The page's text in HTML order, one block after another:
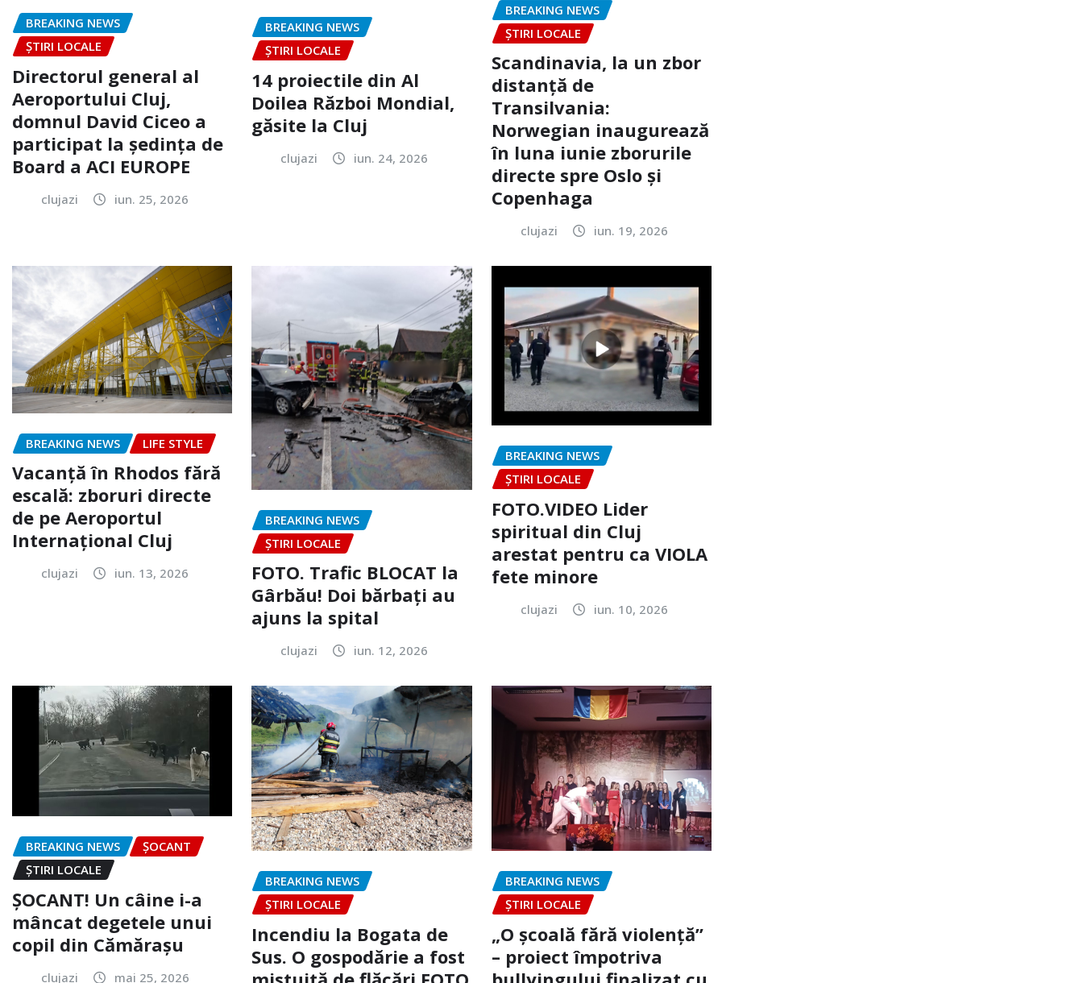
BREAKING NEWS
ȘTIRI LOCALE
Directorul general al
Aeroportului Cluj,
domnul David Ciceo a
participat la ședința de
Board a ACI EUROPE
clujazi iun. 25, 2026
BREAKING NEWS
ȘTIRI LOCALE
14 proiectile din Al
Doilea Război Mondial,
găsite la Cluj
clujazi iun. 24, 2026
BREAKING NEWS
ȘTIRI LOCALE
Scandinavia, la un zbor
distanță de
Transilvania:
Norwegian inaugurează
în luna iunie zborurile
directe spre Oslo și
Copenhaga
clujazi iun. 19, 2026
BREAKING NEWS LIFE STYLE
Vacanță în Rhodos fără
escală: zboruri directe
de pe Aeroportul
Internațional Cluj
clujazi iun. 13, 2026
BREAKING NEWS
ȘTIRI LOCALE
FOTO. Trafic BLOCAT la
Gârbău! Doi bărbați au
ajuns la spital
clujazi iun. 12, 2026
BREAKING NEWS
ȘTIRI LOCALE
FOTO.VIDEO Lider
spiritual din Cluj
arestat pentru ca VIOLA
fete minore
clujazi iun. 10, 2026
BREAKING NEWS
ȘOCANT
ȘTIRI LOCALE
ȘOCANT! Un câine i-a
mâncat degetele unui
copil din Cămărașu
clujazi mai 25, 2026
BREAKING NEWS
ȘTIRI LOCALE
Incendiu la Bogata de
Sus. O gospodărie a fost
BREAKING NEWS
ȘTIRI LOCALE
„O școală fără violență”
– proiect împotriva